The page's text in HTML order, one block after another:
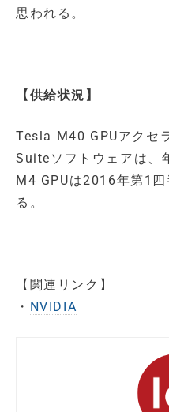
思われる。
【供給状況】
Tesla M40 GPUアクセ
Suiteソフトウェアは、
M4 GPUは2016年第1
る。
【関連リンク】
・ NVIDIA